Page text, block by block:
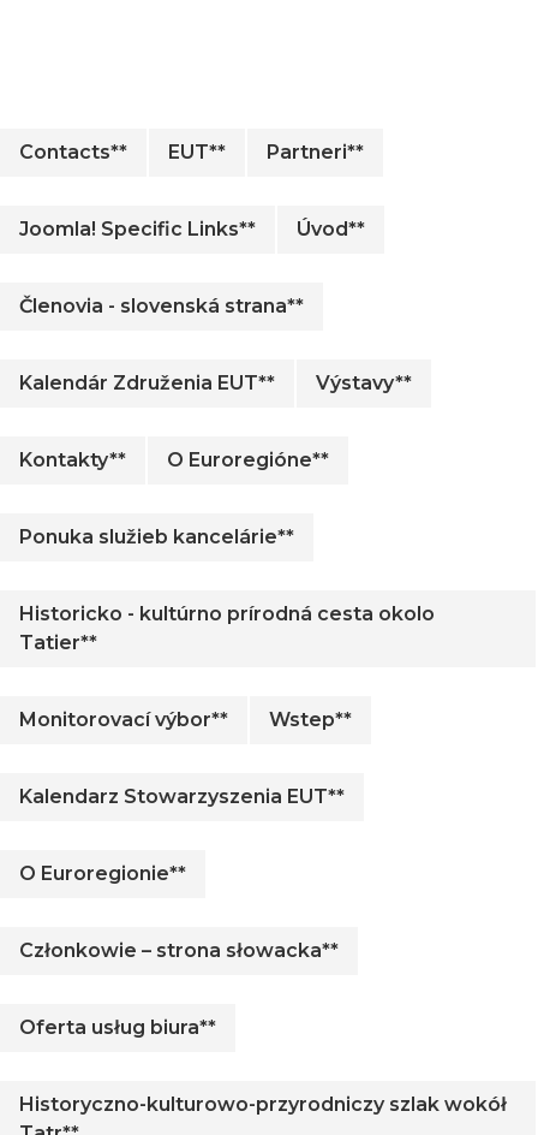
Contacts** EUT** Partneri**
Joomla! Specific Links** Úvod**
Členovia - slovenská strana**
Kalendár Združenia EUT** Výstavy**
Kontakty** O Euroregióne**
Ponuka služieb kancelárie**
Historicko - kultúrno prírodná cesta okolo
Tatier**
Monitorovací výbor** Wstep**
Kalendarz Stowarzyszenia EUT**
O Euroregionie**
Członkowie – strona słowacka**
Oferta usług biura**
Historyczno-kulturowo-przyrodniczy szlak wokół